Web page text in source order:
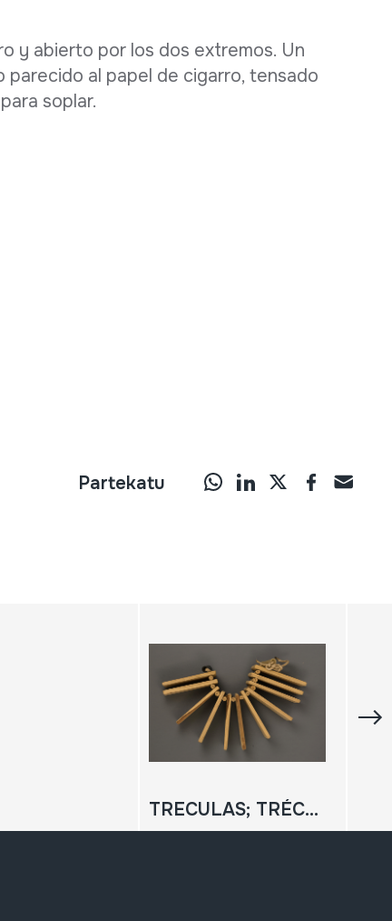
y abierto por los dos extremos. Un
al papel de cigarro, tensado
soplar.
Partekatu
TRECULAS; TRÉCULAS, MATRACA; CASTAÑOLAS